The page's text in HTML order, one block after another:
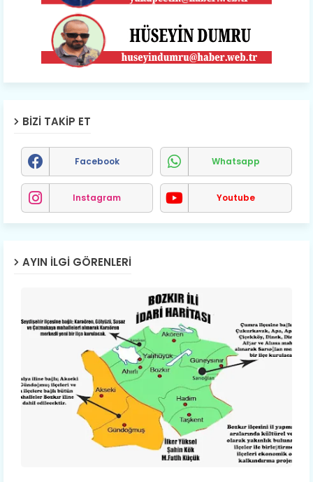
BIZI TAKIP ET
Facebook Whatsapp
Instagram Youtube
AYIN İLGI GÖRENLERI